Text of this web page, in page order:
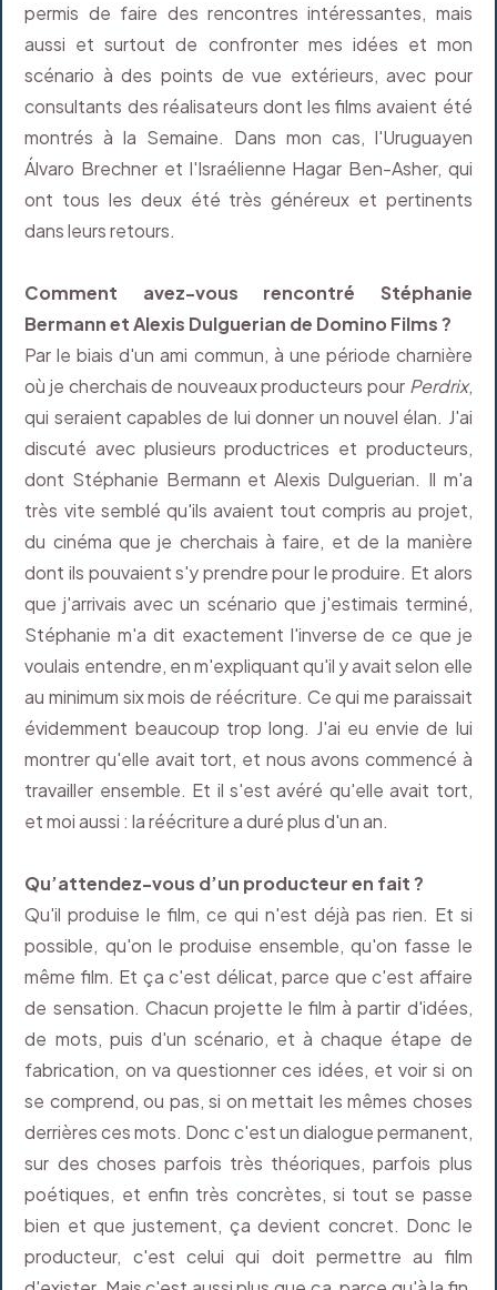
permis de faire des rencontres intéressantes, mais
aussi et surtout de confronter mes idées et mon
scénario à des points de vue extérieurs, avec pour
consultants des réalisateurs dont les films avaient été
montrés à la Semaine. Dans mon cas, l'Uruguayen
Álvaro Brechner et l'Israélienne Hagar Ben-Asher, qui
ont tous les deux été très généreux et pertinents
dans leurs retours.
Comment avez-vous rencontré Stéphanie
Bermann et Alexis Dulguerian de Domino Films ?
Par le biais d'un ami commun, à une période charnière
où je cherchais de nouveaux producteurs pour Perdrix,
qui seraient capables de lui donner un nouvel élan. J'ai
discuté avec plusieurs productrices et producteurs,
dont Stéphanie Bermann et Alexis Dulguerian. Il m'a
très vite semblé qu'ils avaient tout compris au projet,
du cinéma que je cherchais à faire, et de la manière
dont ils pouvaient s'y prendre pour le produire. Et alors
que j'arrivais avec un scénario que j'estimais terminé,
Stéphanie m'a dit exactement l'inverse de ce que je
voulais entendre, en m'expliquant qu'il y avait selon elle
au minimum six mois de réécriture. Ce qui me paraissait
évidemment beaucoup trop long. J'ai eu envie de lui
montrer qu'elle avait tort, et nous avons commencé à
travailler ensemble. Et il s'est avéré qu'elle avait tort,
et moi aussi : la réécriture a duré plus d'un an.
Qu’attendez-vous d’un producteur en fait ?
Qu'il produise le film, ce qui n'est déjà pas rien. Et si
possible, qu'on le produise ensemble, qu'on fasse le
même film. Et ça c'est délicat, parce que c'est affaire
de sensation. Chacun projette le film à partir d'idées,
de mots, puis d'un scénario, et à chaque étape de
fabrication, on va questionner ces idées, et voir si on
se comprend, ou pas, si on mettait les mêmes choses
derrières ces mots. Donc c'est un dialogue permanent,
sur des choses parfois très théoriques, parfois plus
poétiques, et enfin très concrètes, si tout se passe
bien et que justement, ça devient concret. Donc le
producteur, c'est celui qui doit permettre au film